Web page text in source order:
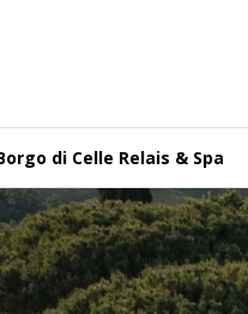
di Celle Relais & Spa